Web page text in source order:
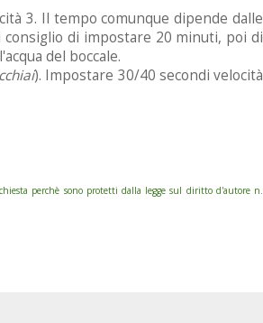
3. Il tempo comunque dipende dalle
di impostare 20 minuti, poi di
del boccale.
). Impostare 30/40 secondi velocità
perchè sono protetti dalla legge sul diritto d'autore n.